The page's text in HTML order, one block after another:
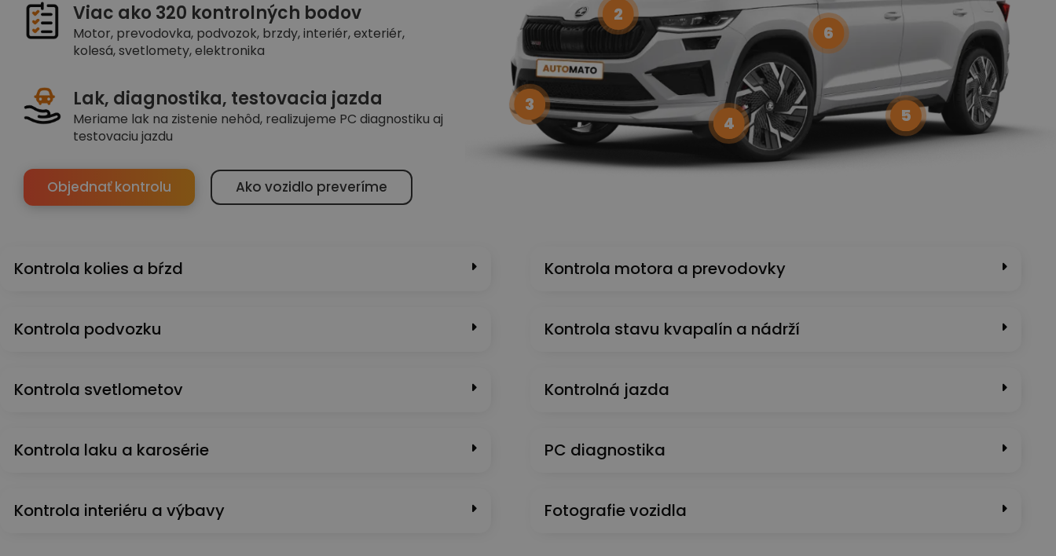
Viac ako 320 kontrolných bodov
Motor, prevodovka, podvozok, brzdy, interiér, exteriér,
kolesá, svetlomety, elektronika
Lak, diagnostika, testovacia jazda
Meriame lak na zistenie nehôd, realizujeme PC diagnostiku aj
testovaciu jazdu
Objednať kontrolu Ako vozidlo preveríme
2
3
4
5
6
Kontrola kolies a bŕzd
Kontrola podvozku
Kontrola svetlometov
Kontrola laku a karosérie
Kontrola interiéru a výbavy
Kontrola motora a prevodovky
Kontrola stavu kvapalín a nádrží
Kontrolná jazda
PC diagnostika
Fotografie vozidla